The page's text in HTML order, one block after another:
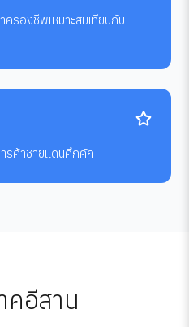
รองชีพเหมาะสมเทียบกับ
รค้าชายแดนคึกคัก
คอีสาน